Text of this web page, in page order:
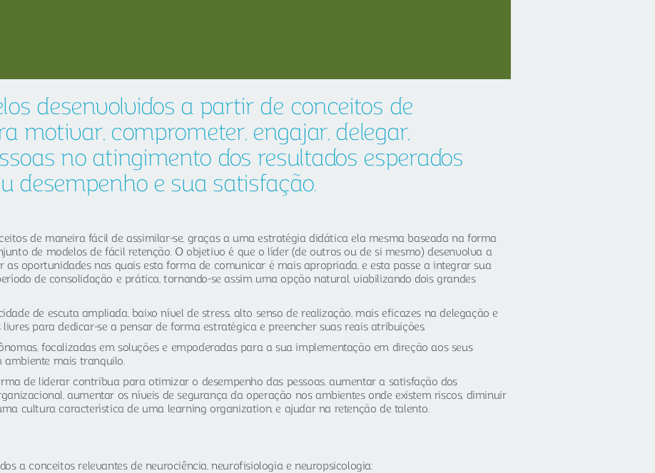
desenvolvidos a partir de conceitos de
motivar, comprometer, engajar, delegar,
no atingimento dos resultados esperados
desempenho e sua satisfação.
de maneira fácil de assimilar-se, graças a uma estratégia didática ela mesma baseada na forma
de modelos de fácil retenção. O objetivo é que o líder (de outros ou de si mesmo) desenvolva a
oportunidades nas quais esta forma de comunicar é mais apropriada, e esta passe a integrar sua
de consolidação e prática, tornando-se assim uma opção natural, viabilizando dois grandes
de escuta ampliada, baixo nível de stress, alto senso de realização, mais eficazes na delegação e
para dedicar-se a pensar de forma estratégica e preencher suas reais atribuições.
focalizadas em soluções e empoderadas para a sua implementação em direção aos seus
ambiente mais tranquilo.
de liderar contribua para otimizar o desempenho das pessoas, aumentar a satisfação dos
aumentar os níveis de segurança da operação nos ambientes onde existem riscos, diminuir
cultura característica de uma learning organization, e ajudar na retenção de talento.
a conceitos relevantes de neurociência, neurofisiologia e neuropsicologia: